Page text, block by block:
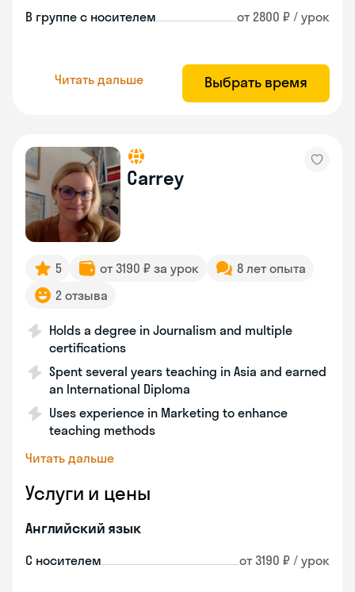
В группе с носителем от 2800 ₽ / урок
Читать дальше Выбрать время
Carrey
5 от 3190 ₽ за урок
8 лет опыта
2 отзыва
Holds a degree in Journalism and multiple
certifications
Spent several years teaching in Asia and earned
an International Diploma
Uses experience in Marketing to enhance
teaching methods
Читать дальше
Услуги и цены
Английский язык
С носителем от 3190 ₽ / урок